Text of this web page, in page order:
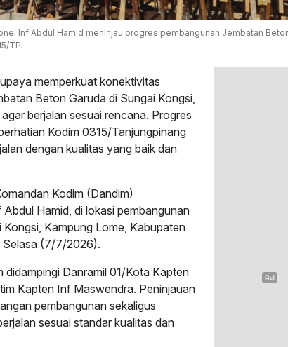
Inf Abdul Hamid meninjau progres pembangunan Jembatan
TPI
memperkuat konektivitas
Beton Garuda di Sungai Kongsi,
berjalan sesuai rencana. Progres
Kodim 0315/Tanjungpinang
dengan kualitas yang baik dan
Kodim (Dandim)
Hamid, di lokasi pembangunan
Kampung Lome, Kabupaten
Selasa (7/7/2026).
didampingi Danramil 01/Kota Kapten
Kapten Inf Maswendra. Peninjauan
pembangunan sekaligus
sesuai standar kualitas dan